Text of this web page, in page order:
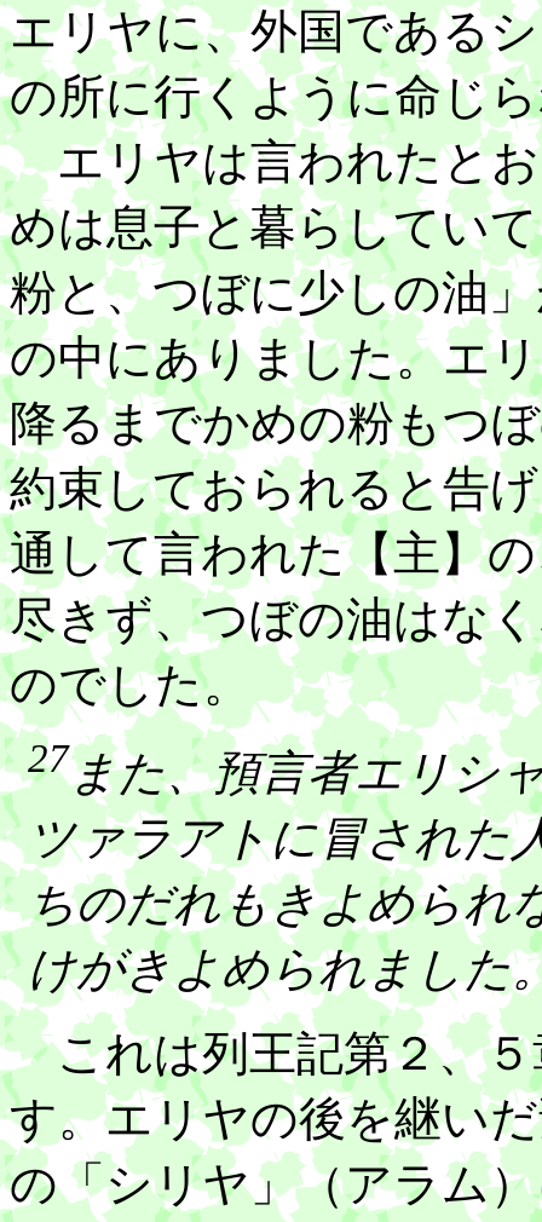
エリヤに、外国である
の所に行くように命じ
エリヤは言われたとお
めは息子と暮らしてい
粉と、つぼに少しの油
の中にありました。エ
降るまでかめの粉もつ
約束しておられると告
通して言われた【主】
尽きず、つぼの油はな
のでした。
27また、預言者エリシ
ツァラアトに冒された
ちのだれもきよめられ
けがきよめられました
これは列王記第２、５
す。エリヤの後を継い
の「シリヤ」（アラム